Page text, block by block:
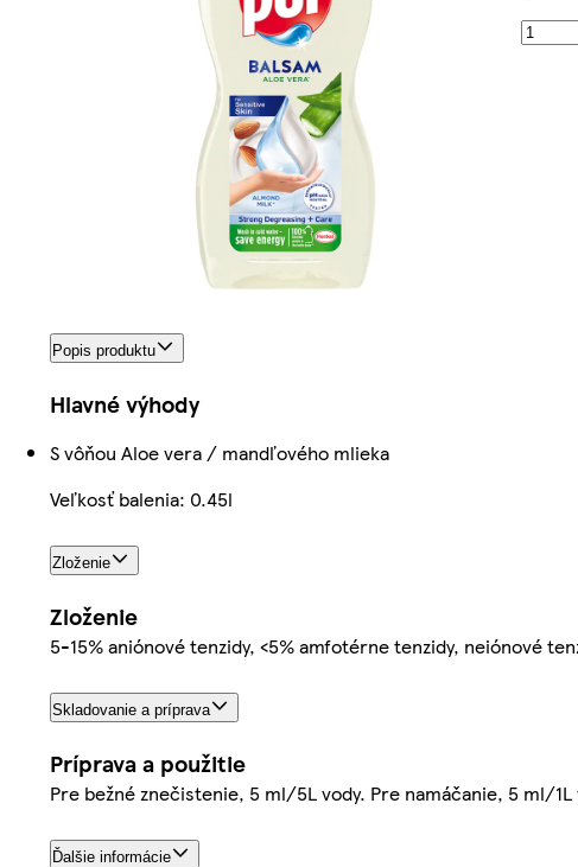
Popis produktu
Hlavné výhody
S vôňou Aloe vera / mandľového mlieka
Veľkosť balenia: 0.45l
Zloženie
Zloženie
5-15% aniónové tenzidy, <5% amfotérne tenzidy, neiónové
Skladovanie a príprava
Príprava a použitie
Pre bežné znečistenie, 5 ml/5L vody. Pre namáčanie, 5 ml/1L
Ďalšie informácie